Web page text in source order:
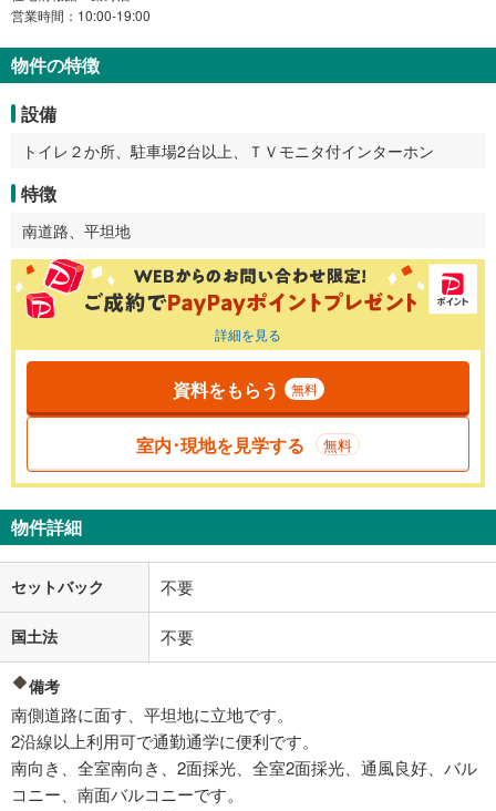
営業時間：10:00-19:00
物件の特徴
設備
トイレ２か所、駐車場2台以上、ＴＶモニタ付インターホン
特徴
南道路、平坦地
詳細を見る
資料をもらう 無料
室内･現地を見学する 無料
物件詳細
セットバック 不要
国土法 不要
備考
南側道路に面す、平坦地に立地です。
2沿線以上利用可で通勤通学に便利です。
南向き、全室南向き、2面採光、全室2面採光、通風良好、バル
コニー、南面バルコニーです。